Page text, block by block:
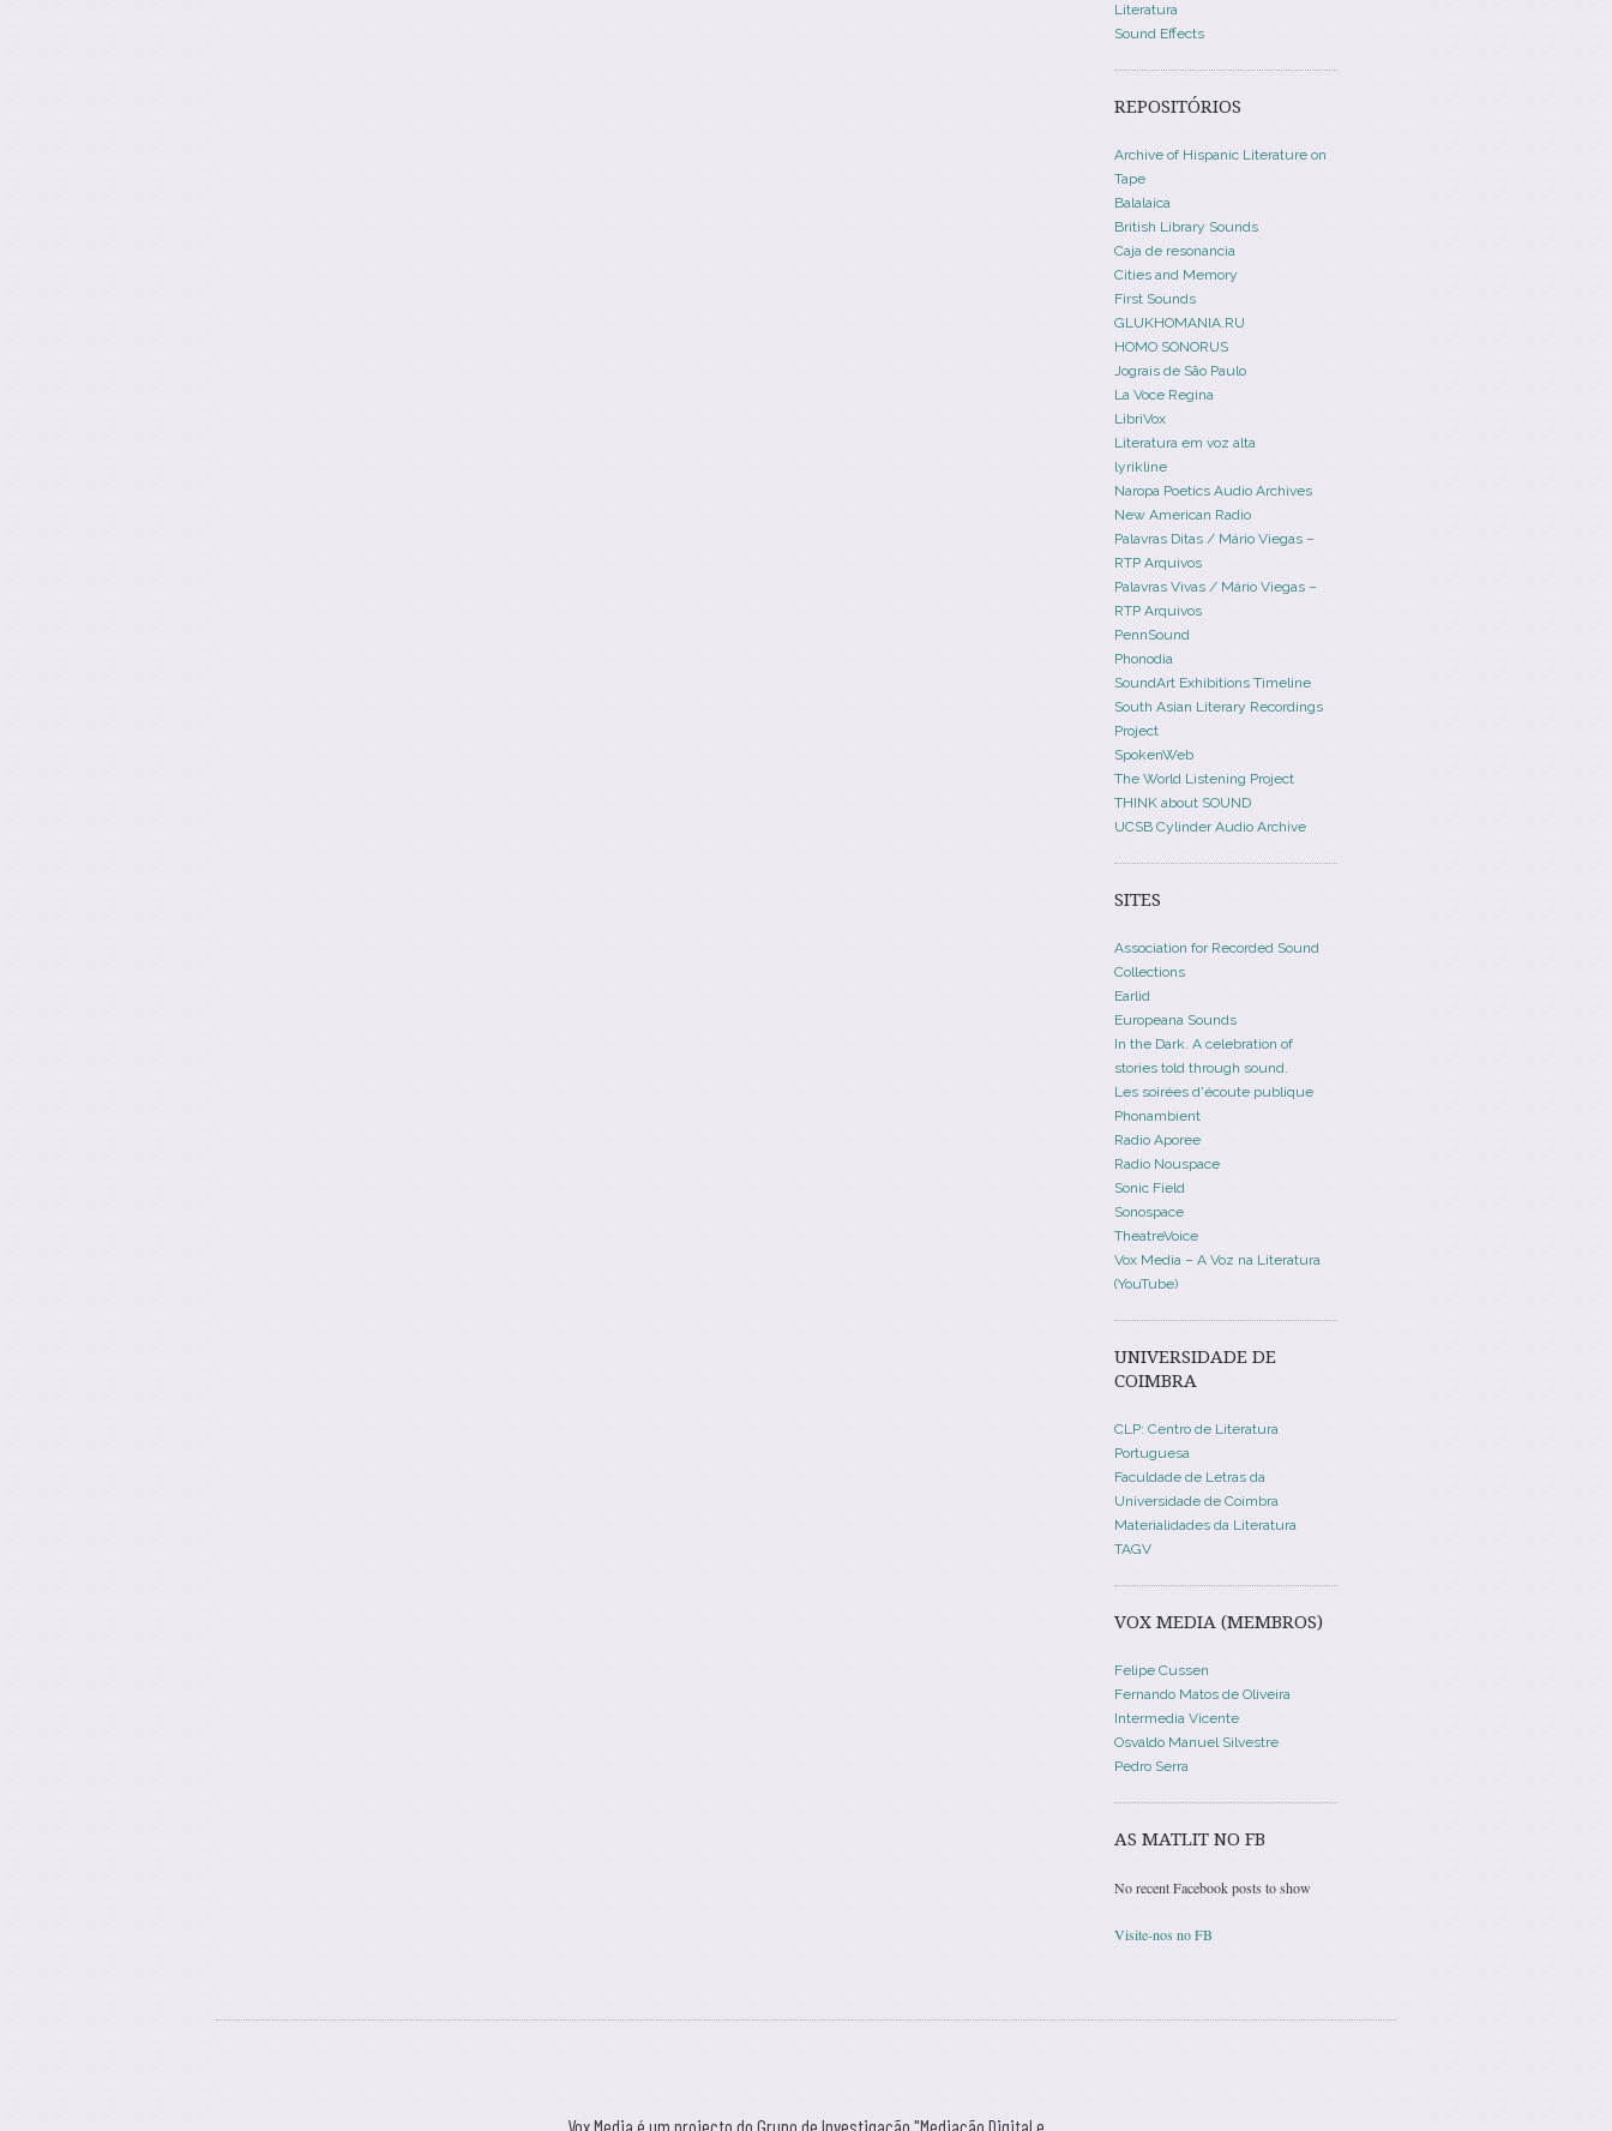
Literatura
Sound Effects
REPOSITÓRIOS
Archive of Hispanic Literature on
Tape
Balalaica
British Library Sounds
Caja de resonancia
Cities and Memory
First Sounds
GLUKHOMANIA.RU
HOMO SONORUS
Jograis de São Paulo
La Voce Regina
LibriVox
Literatura em voz alta
lyrikline
Naropa Poetics Audio Archives
New American Radio
Palavras Ditas / Mário Viegas –
RTP Arquivos
Palavras Vivas / Mário Viegas –
RTP Arquivos
PennSound
Phonodia
SoundArt Exhibitions Timeline
South Asian Literary Recordings
Project
SpokenWeb
The World Listening Project
THINK about SOUND
UCSB Cylinder Audio Archive
SITES
Association for Recorded Sound
Collections
Earlid
Europeana Sounds
In the Dark. A celebration of
stories told through sound.
Les soirées d'écoute publique
Phonambient
Radio Aporee
Radio Nouspace
Sonic Field
Sonospace
TheatreVoice
Vox Media – A Voz na Literatura
(YouTube)
UNIVERSIDADE DE
COIMBRA
CLP: Centro de Literatura
Portuguesa
Faculdade de Letras da
Universidade de Coimbra
Materialidades da Literatura
TAGV
VOX MEDIA (MEMBROS)
Felipe Cussen
Fernando Matos de Oliveira
Intermedia Vicente
Osvaldo Manuel Silvestre
Pedro Serra
AS MATLIT NO FB
No recent Facebook posts to show
Visite-nos no FB